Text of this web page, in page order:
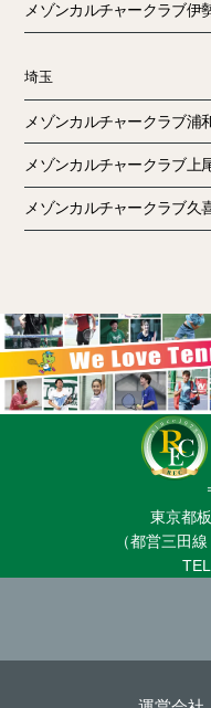
メゾンカルチャークラブ伊
埼玉
メゾンカルチャークラブ浦
メゾンカルチャークラブ上
メゾンカルチャークラブ久
東京都
（都営三田